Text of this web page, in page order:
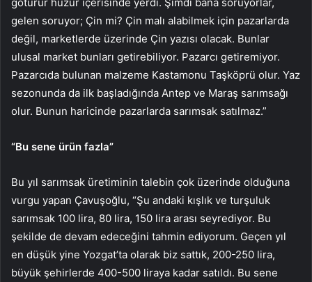
götürür huzur içerisinde yerdi. Şimdi bana soruyorlar,
gelen soruyor; Çin mi? Çin malı alabilmek için pazarlarda
değil, marketlerde üzerinde Çin yazısı olacak. Bunlar
ulusal market bunları getirebiliyor. Pazarcı getiremiyor.
Pazarcıda bulunan malzeme Kastamonu Taşköprü olur. Yaz
sezonunda da ilk başladığında Antep ve Maraş sarımsağı
olur. Bunun haricinde pazarlarda sarımsak satılmaz.”
“Bu sene ürün fazla”
Bu yıl sarımsak üretiminin talebin çok üzerinde olduğuna
vurgu yapan Çavuşoğlu, “Şu andaki kışlık ve turşuluk
sarımsak 100 lira, 80 lira, 150 lira arası seyrediyor. Bu
şekilde de devam edeceğini tahmin ediyorum. Geçen yıl
en düşük yine Yozgat’ta olarak biz sattık, 200-250 lira,
büyük şehirlerde 400-500 liraya kadar satıldı. Bu sene